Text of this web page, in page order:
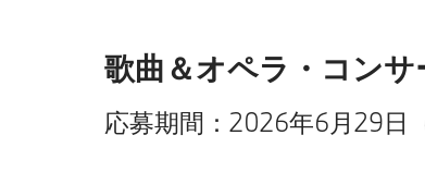
歌曲＆オペラ・コン
応募期間：2026年6月29日